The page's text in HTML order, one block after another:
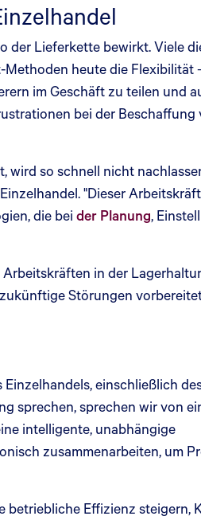
der Lieferkette bewirkt. Viele
heute die Flexibilität
im Geschäft zu teilen und
bei der Beschaffung
wird so schnell nicht
"Dieser
die bei der Planung,
in der
Störungen
einschließlich
sprechen, sprechen wir von
intelligente, unabhängige
zusammenarbeiten, um
betriebliche Effizienz steigern,